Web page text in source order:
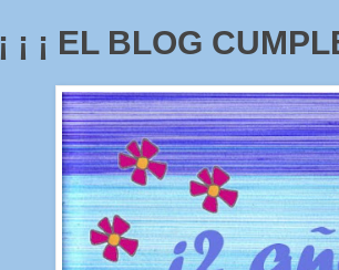
¡ ¡ ¡ EL BLOG